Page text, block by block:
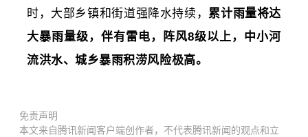
时，大部乡镇和街道强降水持续， 累计雨量将达
大暴雨量级，伴有雷电，阵风8级以上，中小河
流洪水、城乡暴雨积涝风险极高。
免责声明
本文来自腾讯新闻客户端创作者，不代表腾讯新闻的观点和立